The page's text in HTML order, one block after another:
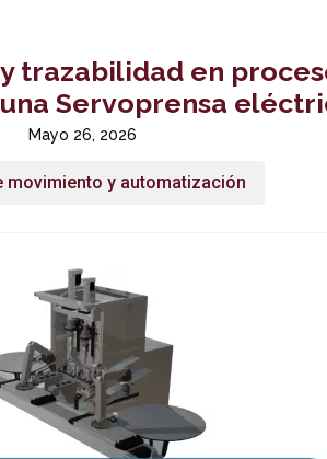
trazabilidad en
Servoprensa
Mayo 26, 2026
movimiento y automatización